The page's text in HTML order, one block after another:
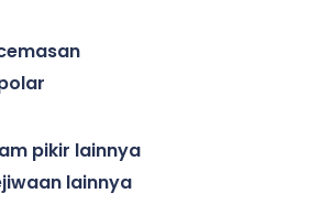
pikir lainnya
lainnya